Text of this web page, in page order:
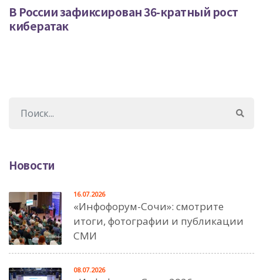
В России зафиксирован 36-кратный рост
кибератак
Новости
«Инфофорум-Сочи»: смотрите
итоги, фотографии и публикации
СМИ
16.07.2026
08.07.2026